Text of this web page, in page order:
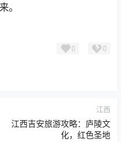
。
0 0
江西
江西吉安旅游攻略：庐陵文
化，红色圣地